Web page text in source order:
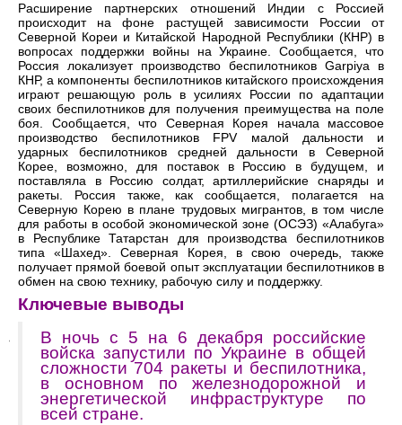
Расширение партнерских отношений Индии с Россией
происходит на фоне растущей зависимости России от
Северной Кореи и Китайской Народной Республики (КНР) в
вопросах поддержки войны на Украине. Сообщается, что
Россия локализует производство беспилотников Garpiya в
КНР, а компоненты беспилотников китайского происхождения
играют решающую роль в усилиях России по адаптации
своих беспилотников для получения преимущества на поле
боя. Сообщается, что Северная Корея начала массовое
производство беспилотников FPV малой дальности и
ударных беспилотников средней дальности в Северной
Корее, возможно, для поставок в Россию в будущем, и
поставляла в Россию солдат, артиллерийские снаряды и
ракеты. Россия также, как сообщается, полагается на
Северную Корею в плане трудовых мигрантов, в том числе
для работы в особой экономической зоне (ОСЭЗ) «Алабуга»
в Республике Татарстан для производства беспилотников
типа «Шахед». Северная Корея, в свою очередь, также
получает прямой боевой опыт эксплуатации беспилотников в
обмен на свою технику, рабочую силу и поддержку.
Ключевые выводы
В ночь с 5 на 6 декабря российские
войска запустили по Украине в общей
сложности 704 ракеты и беспилотника,
в основном по железнодорожной и
энергетической инфраструктуре по
всей стране.